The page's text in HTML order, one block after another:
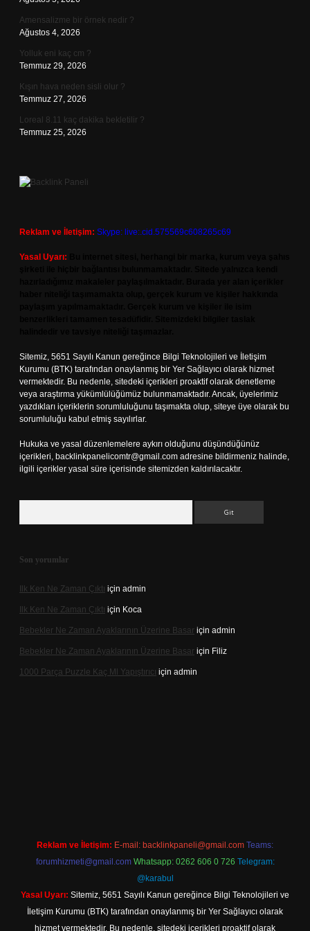
Amensalizme bir örnek nedir ?
Ağustos 4, 2026
Yolluk eni kaç cm ?
Temmuz 29, 2026
Kışın hava neden sisli olur ?
Temmuz 27, 2026
Loreal 8.11 kaç dakika bekletilir ?
Temmuz 25, 2026
Reklam ve İletişim: Skype: live:.cid.575569c608265c69
Yasal Uyarı:
Sitemiz, 5651 Sayılı Kanun gereğince Bilgi Teknolojileri ve İletişim
Kurumu (BTK) tarafından onaylanmış bir Yer Sağlayıcı olarak hizmet
vermektedir. Bu nedenle, sitedeki içerikleri proaktif olarak denetleme
veya araştırma yükümlülüğümüz bulunmamaktadır. Ancak, üyelerimiz
yazdıkları içeriklerin sorumluluğunu taşımakta olup, siteye üye olarak bu
sorumluluğu kabul etmiş sayılırlar.
Hukuka ve yasal düzenlemelere aykırı olduğunu düşündüğünüz
içerikleri, backlinkpanelicomtr@gmail.com adresine bildirmeniz halinde,
ilgili içerikler yasal süre içerisinde sitemizden kaldırılacaktır.
Son yorumlar
Ilk Ken Ne Zaman Çıktı için admin
Ilk Ken Ne Zaman Çıktı için Koca
Bebekler Ne Zaman Ayaklarının Üzerine Basar için admin
Bebekler Ne Zaman Ayaklarının Üzerine Basar için Filiz
1000 Parça Puzzle Kaç Ml Yapıştırıcı için admin
Reklam ve İletişim: E-mail: backlinkpaneli@gmail.com Teams:
forumhizmeti@gmail.com Whatsapp: 0262 606 0 726 Telegram:
@karabul
Yasal Uyarı: Sitemiz, 5651 Sayılı Kanun gereğince Bilgi Teknolojileri ve
İletişim Kurumu (BTK) tarafından onaylanmış bir Yer Sağlayıcı olarak
hizmet vermektedir. Bu nedenle, sitedeki içerikleri proaktif olarak